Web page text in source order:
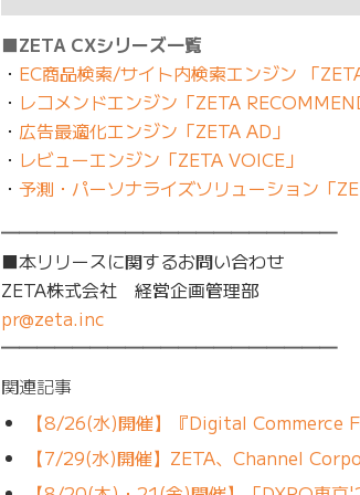
■ZETA CXシリーズ一覧
・ EC商品検索/サイト内検索エンジン 「
・ レコメンドエンジン「ZETA
・ 広告最適化エンジン「ZETA AD」
・ レビューエンジン「ZETA VOICE」
・ 予測・パーソナライズソリューション「
━━━━━━━━━━━━━━━━━━━
■本リリースに関するお問い合わせ
ZETA株式会社 経営企画管理部
pr@zeta.inc
━━━━━━━━━━━━━━━━━━━
関連記事
【8/26(水)開催】『Digital
【7/29(水)開催】ZETA、Channel